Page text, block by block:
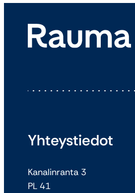
Yhteystiedot
Kanalinranta 3
PL 41